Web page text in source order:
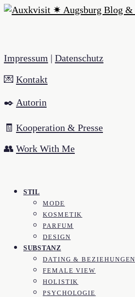
Impressum | Datenschutz
💌 Kontakt
✒️ Autorin
🧾 Kooperation & Presse
👥 Work With Me
STIL
MODE
KOSMETIK
PARFUM
DESIGN
SUBSTANZ
DATING & BEZIEHUNGEN
FEMALE VIEW
HOLISTIK
PSYCHOLOGIE